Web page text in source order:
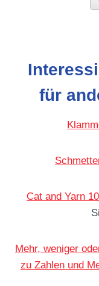
für
Cat and Yarn
Mehr, weniger
zu Zahlen und